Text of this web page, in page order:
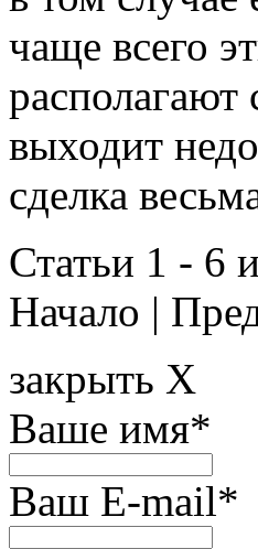
чаще всего
выходит
сделка
Статьи 1 - 6
Начало |
закрыть X
Ваше имя*
Ваш E-mail*